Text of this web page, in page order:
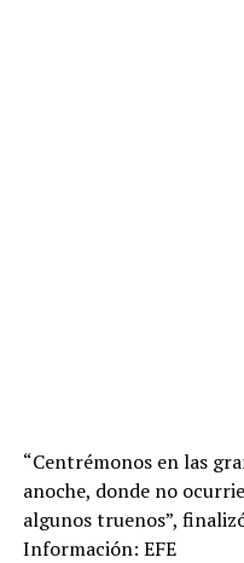
“Centrémonos en las
anoche, donde no
algunos truenos”,
Información: EFE